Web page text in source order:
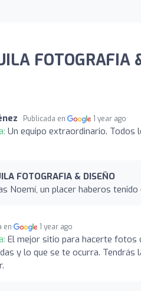
FOTOGRAFIA
Publicada en 1 year ago
Un equipo extraordinario. Todos
FOTOGRAFIA & DISEÑO
Noemí, un placer haberos
en 1 year ago
El mejor sitio para hacerte fotos
y lo que se te ocurra.